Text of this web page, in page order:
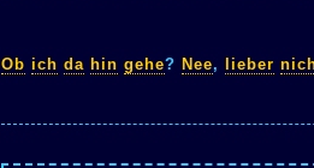
Ob ich da hin gehe? Nee, lieber